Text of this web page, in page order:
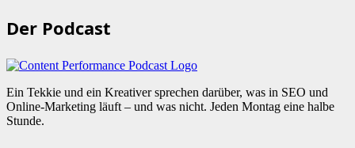
Der Podcast
Ein Tekkie und ein Kreativer sprechen darüber, was in SEO und
Online-Marketing läuft – und was nicht. Jeden Montag eine halbe
Stunde.